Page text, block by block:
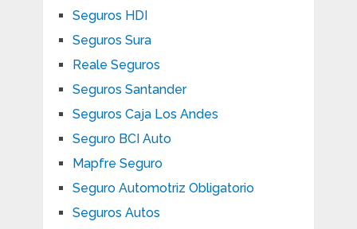
Seguros HDI
Seguros Sura
Reale Seguros
Seguros Santander
Seguros Caja Los Andes
Seguro BCI Auto
Mapfre Seguro
Seguro Automotriz Obligatorio
Seguros Autos